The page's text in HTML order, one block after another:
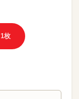
1枚